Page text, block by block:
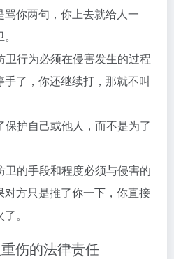
你两句，你上去就给人一
行为必须在侵害发生的过程
了，你还继续打，那就不叫
护自己或他人，而不是为了
的手段和程度必须与侵害的
方只是推了你一下，你直接
。
伤的法律责任